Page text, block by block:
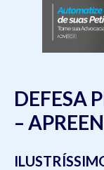
DEFESA
–